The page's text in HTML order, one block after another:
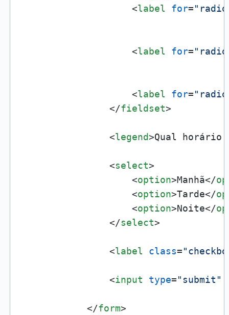
<label for=
<label for=
<label for=
</fieldset>
<legend>Qual horário
<select>
<option>Manhã</
<option>Tarde</
<option>Noite</
</select>
<label class=
<input type="submit"
</form>